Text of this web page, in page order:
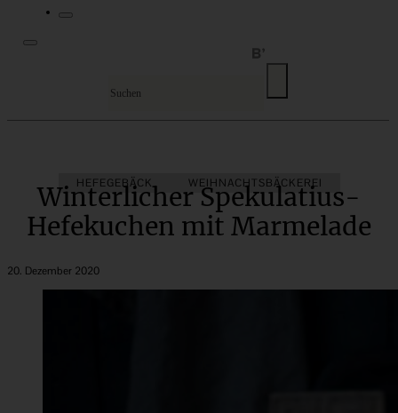
HEFEGEBÄCK WEIHNACHTSBÄCKEREI
Winterlicher Spekulatius-
Hefekuchen mit Marmelade
20. Dezember 2020